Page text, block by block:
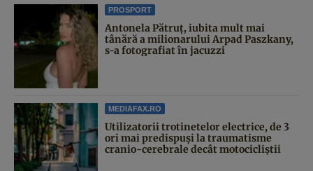
PROSPORT
Antonela Pătruț, iubita mult mai
tânără a milionarului Arpad Paszkany,
s-a fotografiat în jacuzzi
MEDIAFAX.RO
Utilizatorii trotinetelor electrice, de 3
ori mai predispuși la traumatisme
cranio-cerebrale decât motocicliștii